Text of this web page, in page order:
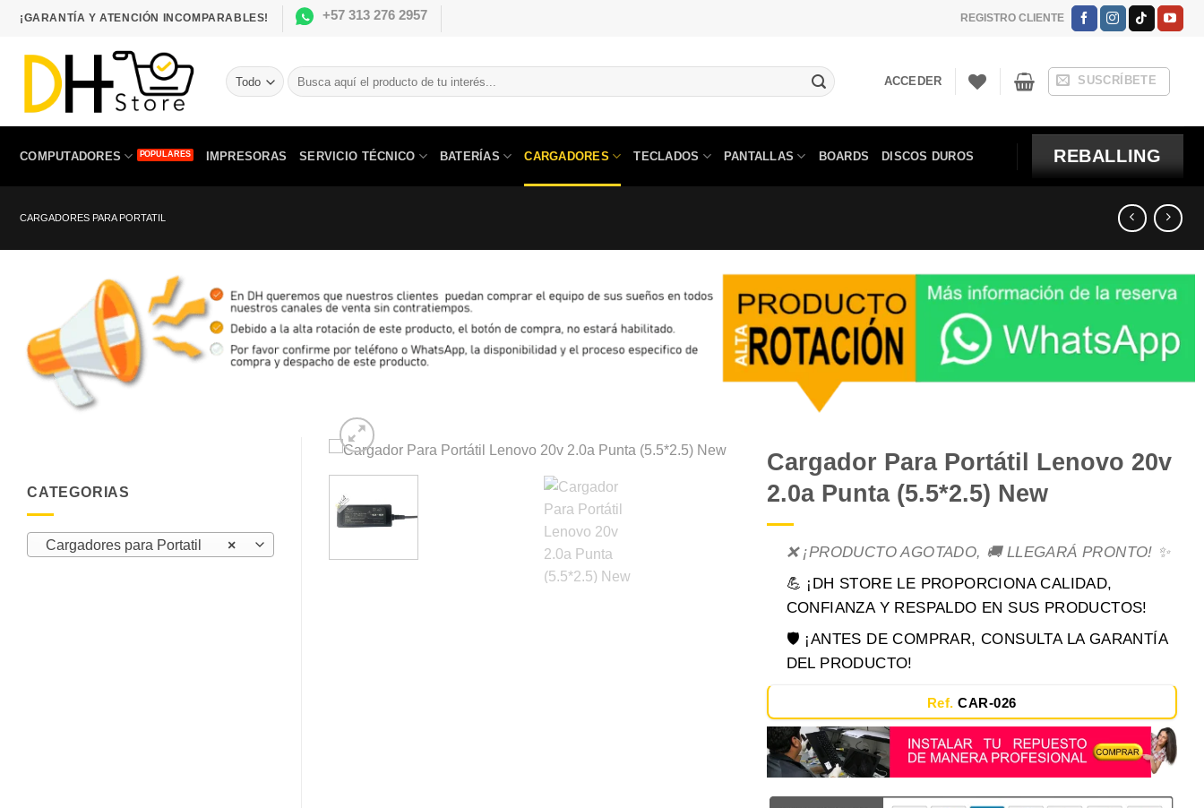
Saltar
contenido
¡GARANTÍA Y ATENCIÓN INCOMPARABLES! +57 313 276 2957 REGISTRO CLIENTE
Buscar
por:
ACCEDER SUSCRÍBETE
COMPUTADORES IMPRESORAS SERVICIO TÉCNICO BATERÍAS CARGADORES TECLADOS PANTALLAS BOARDS DISCOS DUROS REBALLING
CARGADORES PARA PORTATIL
CATEGORIAS
×
Cargadores para Portatil
Cargador Para Portátil Lenovo 20v
2.0a Punta (5.5*2.5) New
❌ ¡PRODUCTO AGOTADO, 🚚 LLEGARÁ PRONTO! ✨
💪 ¡DH STORE LE PROPORCIONA CALIDAD,
CONFIANZA Y RESPALDO EN SUS PRODUCTOS!
🛡️ ¡ANTES DE COMPRAR, CONSULTA LA GARANTÍA
DEL PRODUCTO!
Ref. CAR-026